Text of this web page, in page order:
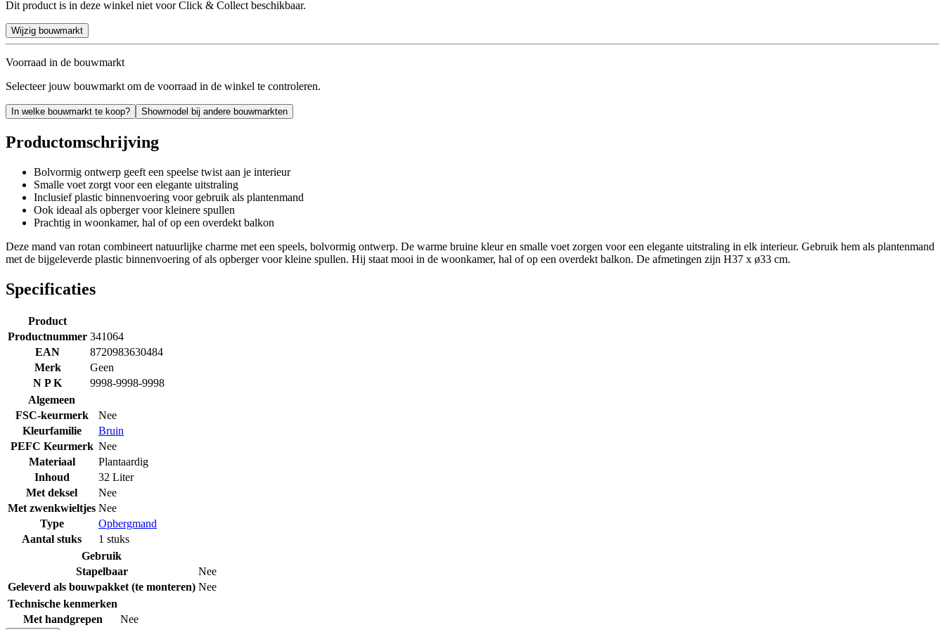
Dit product is in deze winkel niet voor Click & Collect beschikbaar.
Wijzig bouwmarkt
Voorraad in de bouwmarkt
Selecteer jouw bouwmarkt om de voorraad in de winkel te controleren.
In welke bouwmarkt te koop? Showmodel bij andere bouwmarkten
Productomschrijving
Bolvormig ontwerp geeft een speelse twist aan je interieur
Smalle voet zorgt voor een elegante uitstraling
Inclusief plastic binnenvoering voor gebruik als plantenmand
Ook ideaal als opberger voor kleinere spullen
Prachtig in woonkamer, hal of op een overdekt balkon
Deze mand van rotan combineert natuurlijke charme met een speels, bolvormig ontwerp. De warme bruine kleur en smalle voet zorgen voor een elegante uitstraling in elk interieur. Gebruik hem als plantenmand
met de bijgeleverde plastic binnenvoering of als opberger voor kleine spullen. Hij staat mooi in de woonkamer, hal of op een overdekt balkon. De afmetingen zijn H37 x ø33 cm.
Specificaties
Product
Productnummer 341064
EAN
8720983630484
Merk
Geen
N P K
9998-9998-9998
Algemeen
FSC-keurmerk
Nee
Kleurfamilie
Bruin
PEFC Keurmerk Nee
Materiaal
Plantaardig
Inhoud
32 Liter
Met deksel
Nee
Met zwenkwieltjes Nee
Type
Opbergmand
Aantal stuks
1 stuks
Gebruik
Stapelbaar
Nee
Geleverd als bouwpakket (te monteren) Nee
Technische kenmerken
Met handgrepen
Nee